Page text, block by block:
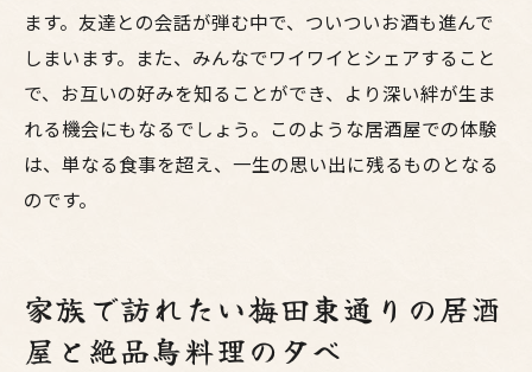
ます。友達との会話が弾む中で、ついついお酒も進んで
しまいます。また、みんなでワイワイとシェアすること
で、お互いの好みを知ることができ、より深い絆が生ま
れる機会にもなるでしょう。このような居酒屋での体験
は、単なる食事を超え、一生の思い出に残るものとなる
のです。
家族で訪れたい梅田東通りの居酒
屋と絶品鳥料理の夕べ